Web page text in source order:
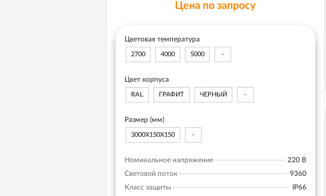
Цена по запросу
Цветовая температура
2700 4000 5000 -
Цвет корпуса
RAL ГРАФИТ ЧЕРНЫЙ -
Размер (мм)
3000Х150Х150 -
Номинальное напряжение
220 В
Световой поток
9360
Класс защиты
IP66